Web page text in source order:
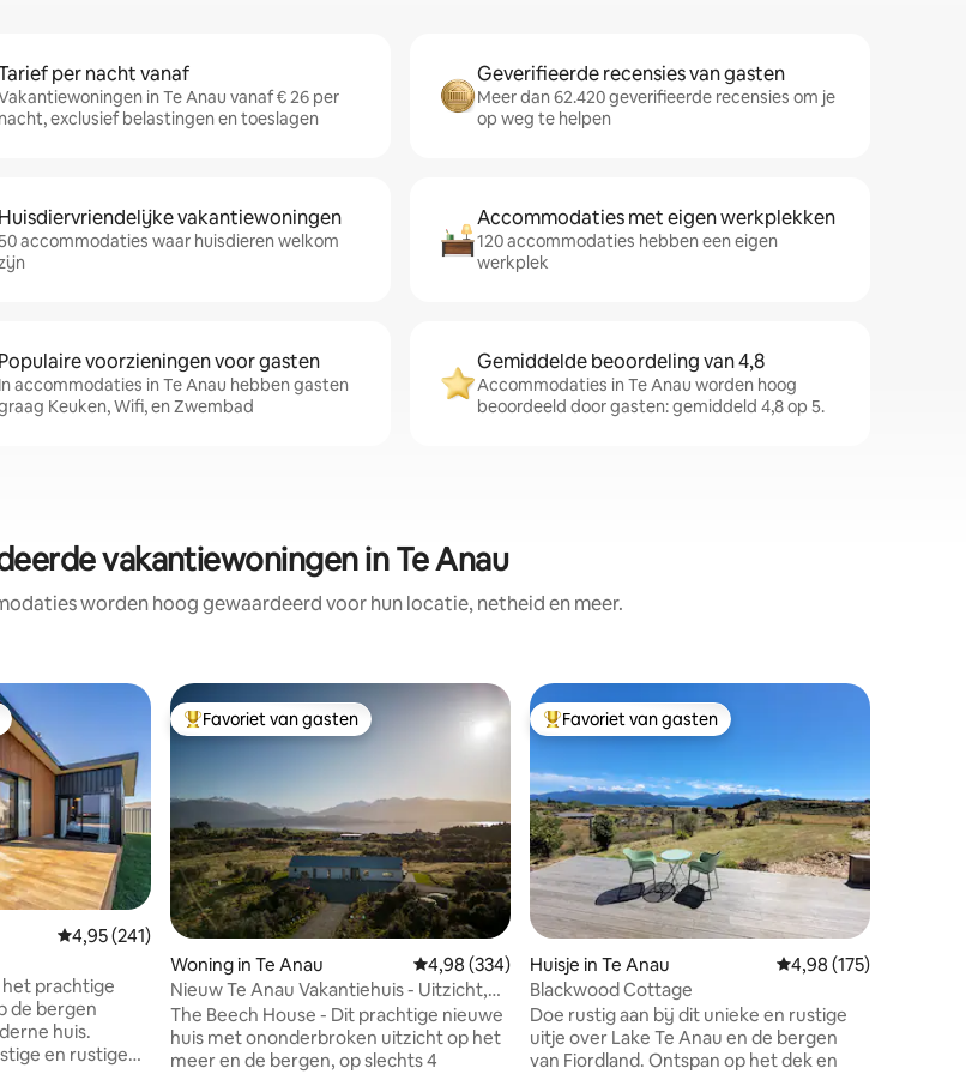
per nacht vanaf
in Te Anau vanaf € 26 per
nacht, exclusief belastingen en toeslagen
Geverifieerde recensies van gasten
Meer dan 62.420 geverifieerde recensies om je
op weg te helpen
Huisdiervriendelijke vakantiewoningen
accommodaties waar huisdieren welkom
Accommodaties met eigen werkplekken
120 accommodaties hebben een eigen
werkplek
Populaire voorzieningen voor gasten
In accommodaties in Te Anau hebben gasten
Keuken, Wifi, en Zwembad
Gemiddelde beoordeling van 4,8
Accommodaties in Te Anau worden hoog
beoordeeld door gasten: gemiddeld 4,8 op 5.
vakantiewoningen in Te Anau
worden hoog gewaardeerd voor hun locatie, netheid en meer.
596 recensies
Gemiddelde beoordeling van 4,95 op 5, 241 recensies
4,95 (241)
prachtige
de bergen
huis.
en rustige
Topfavoriet van gasten
Favoriet van gasten
Woning in Te Anau Gemiddelde beoordeling van 4,98 op 5, 334 recensies
4,98 (334)
Nieuw Te Anau Vakantiehuis - Uitzicht,
Spa & Ruimte
The Beech House - Dit prachtige nieuwe
huis met ononderbroken uitzicht op het
meer en de bergen, op slechts 4
Topfavoriet van gasten
Favoriet van gasten
Huisje in Te Anau Gemiddelde
4,98 (175)
Blackwood Cottage
Doe rustig aan bij dit unieke en rustige
uitje over Lake Te Anau en de bergen
van Fiordland. Ontspan op het dek en